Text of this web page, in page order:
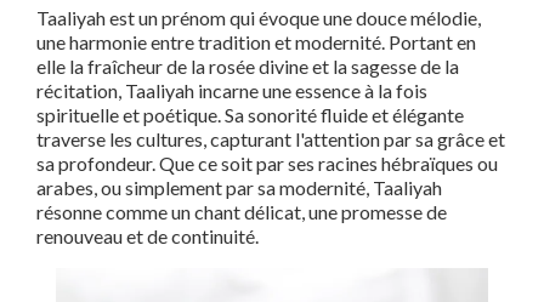
Taaliyah est un prénom qui évoque une douce mélodie,
une harmonie entre tradition et modernité. Portant en
elle la fraîcheur de la rosée divine et la sagesse de la
récitation, Taaliyah incarne une essence à la fois
spirituelle et poétique. Sa sonorité fluide et élégante
traverse les cultures, capturant l'attention par sa grâce et
sa profondeur. Que ce soit par ses racines hébraïques ou
arabes, ou simplement par sa modernité, Taaliyah
résonne comme un chant délicat, une promesse de
renouveau et de continuité.